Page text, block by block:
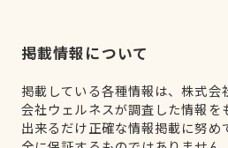
掲載情報について
掲載している各種情報は、株式会
会社ウェルネスが調査した情報を
出来るだけ正確な情報掲載に努め